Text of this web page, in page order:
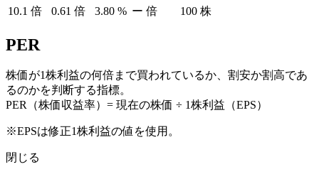
10.1 倍 0.61 倍 3.80 % ー 倍 100 株
PER
株価が1株利益の何倍まで買われているか、割安か割高であ
るのかを判断する指標。
PER（株価収益率）= 現在の株価 ÷ 1株利益（EPS）
※EPSは修正1株利益の値を使用。
閉じる